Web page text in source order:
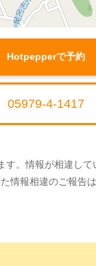
Hotpepperで予約
05979-4-1417
。情報が相違し
情報相違のご報告